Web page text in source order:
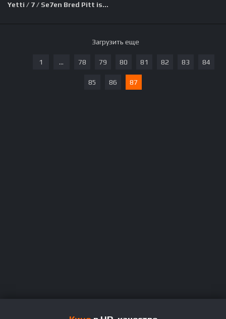
Yetti / 7 / Se7en Bred Pitt ishtirokida Uzbek tilida O'zbekcha 1995 tarjima kino Full HD skachat
Загрузить еще
1 ... 78 79 80 81 82 83 84
85 86 87